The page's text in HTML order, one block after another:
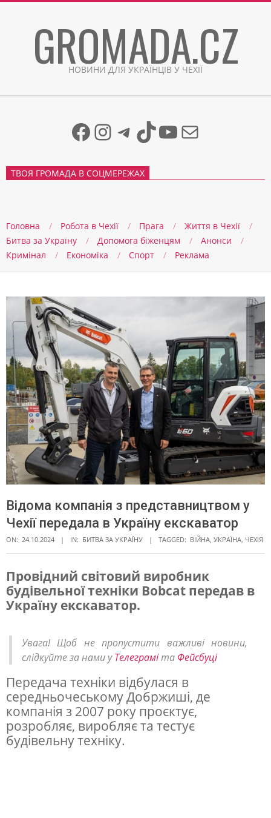
GROMADA.CZ
НОВИНИ ДЛЯ УКРАЇНЦІВ У ЧЕХІЇ
Facebook
Instagram
Telegram
TikTok
YouTube
Mail
ТВОЯ ГРОМАДА В СОЦМЕРЕЖАХ
Головна Робота в Чехії Прага
Життя в Чеxії
Битва за Україну
Допомога біженцям
Анонси
Кримінал
Економіка Спорт Реклама
Відома компанія з представництвом у
Чехії передала в Україну екскаватор
ON: 24.10.2024 IN: БИТВА ЗА УКРАЇНУ TAGGED: ВІЙНА, УКРАЇНА, ЧЕХІЯ
В
і
д
а
к
о
м
Провідний світовий виробник
будівельної техніки Bobcat передав в
Україну екскаватор.
Увага! Щоб не пропустити важливі новини,
слідкуйте за нами уТелеграміта Фейсбуці
Передача техніки відбулася в
середньочеському Добржиші, де
компанія з 2007 року проєктує,
розробляє, виробляє та тестує
будівельну техніку.